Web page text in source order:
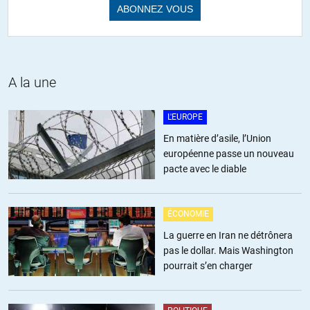
– Allemagne, interdiction de séjour pour Varoufakis, l’ex-premier
– Suisse, journaliste, qui après avoir été contrôlé à l’aéroport puis
reçu le feu vert d’entrée, est ultérieurement arrêté dans la rue et mis
conférénce pro-palestinienne.
Etc.
Le cas de Varoufakis est pas mal: les organisateurs de la
conférence décident de le maintenir par transmission vidéo. La
police se pointe dans la salle, et débranche les appareils.
Exercice pratique: trouver les liens sources de ces faits. Ce dont on
ne parle par n’existe pas. Donc la presse française parle ou pas de
ceci ou de celà. Et Google enterre des liens. Dans le cas Varoufakis,
la mention principale en français est un journal libanais
francophone:
https://www.lorientlejour.com/article/1410278/conference-
palestinienne-lallemagne-interdit-lentree-de-lex-ministre-grec-
A la une
L'EUROPE
En matière d’asile, l’Union
européenne passe un nouveau
pacte avec le diable
ÉCONOMIE
La guerre en Iran ne détrônera
pas le dollar. Mais Washington
pourrait s’en charger